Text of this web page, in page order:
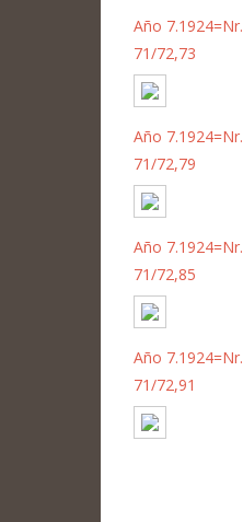
Año 7.1924=Nr.
71/72,73
Año 7.1924=Nr.
71/72,79
Año 7.1924=Nr.
71/72,85
Año 7.1924=Nr.
71/72,91